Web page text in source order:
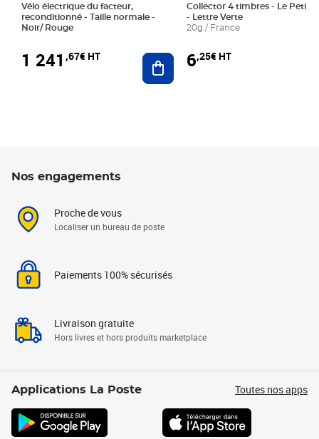
Vélo électrique du facteur,
reconditionné - Taille normale -
Noir/ Rouge
1 241 ,67€ HT Ajouter au panier
Collector 4 timbres - Le Petit
- Lettre Verte
20g / France
6,25€ HT
Nos engagements
Proche de vous
Localiser un bureau de poste
Paiements 100% sécurisés
Livraison gratuite
Hors livres et hors produits marketplace
Applications La Poste Toutes nos apps